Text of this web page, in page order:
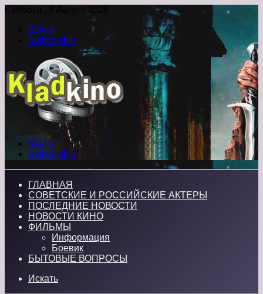
Суббота , 8 Август 2026
Войти
Switch skin
Меню
Switch skin
ГЛАВНАЯ
СОВЕТСКИЕ И РОССИЙСКИЕ АКТЕРЫ
ПОСЛЕДНИЕ НОВОСТИ
НОВОСТИ КИНО
ФИЛЬМЫ
Информация
Боевик
БЫТОВЫЕ ВОПРОСЫ
Искать